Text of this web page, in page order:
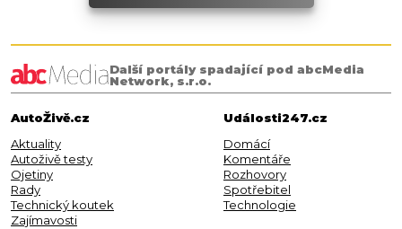
Další portály spadající pod abcMedia
Network, s.r.o.
AutoŽivě.cz
Aktuality
Autoživě testy
Ojetiny
Rady
Technický koutek
Zajímavosti
Události247.cz
Domácí
Komentáře
Rozhovory
Spotřebitel
Technologie